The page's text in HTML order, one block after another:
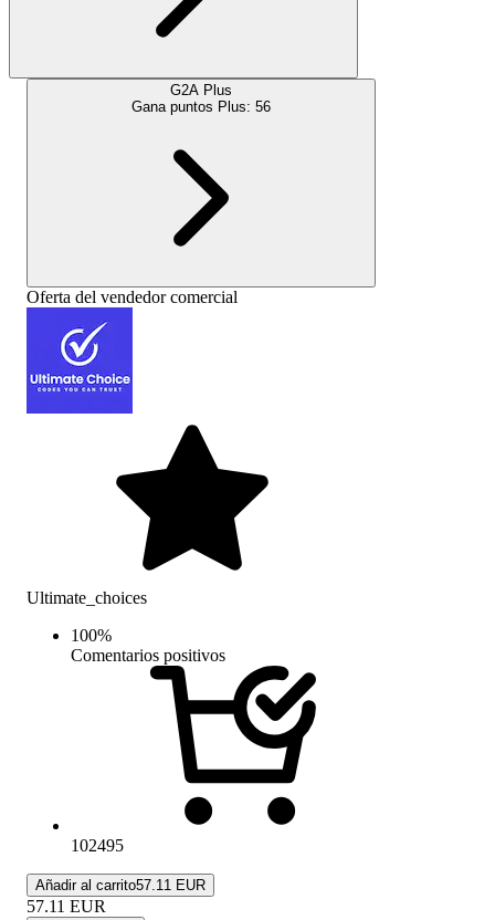
G2A Plus
Gana puntos Plus: 56
Oferta del vendedor comercial
Ultimate_choices
100%
Comentarios positivos
102495
Añadir al carrito57.11 EUR
57.11 EUR